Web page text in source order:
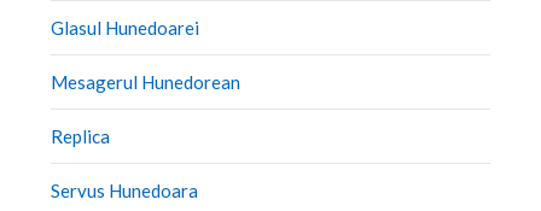
Glasul Hunedoarei
Mesagerul Hunedorean
Replica
Servus Hunedoara